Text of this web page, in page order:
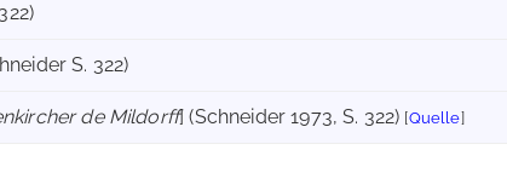
S. 322)
de Mildorff] (Schneider 1973, S. 322) [Quelle]